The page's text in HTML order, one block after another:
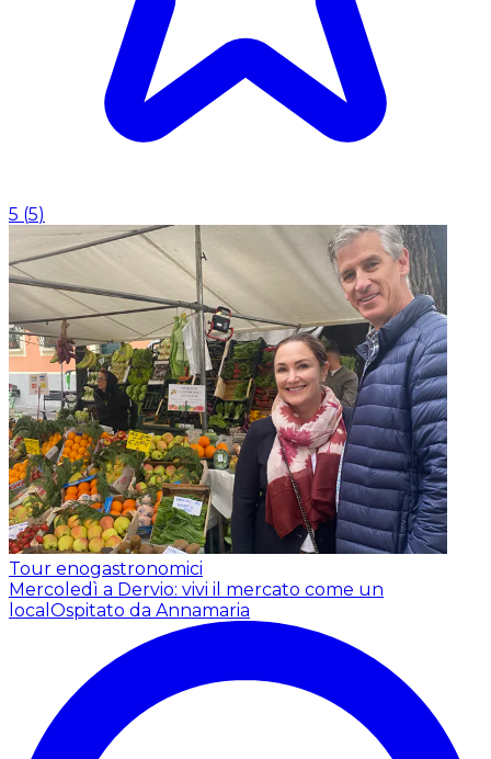
5 (5)
Tour enogastronomici
Mercoledì a Dervio: vivi il mercato come un
local Ospitato da Annamaria